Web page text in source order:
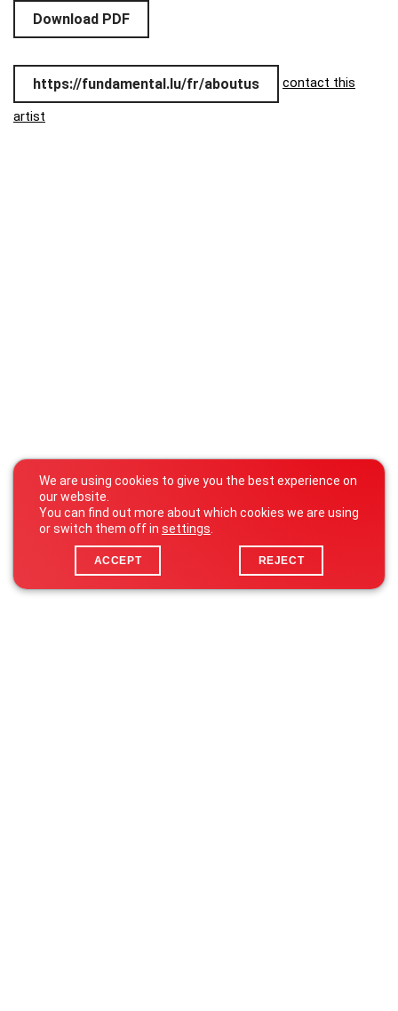
Download PDF
https://fundamental.lu/fr/aboutus contact this
artist
We are using cookies to give you the best experience on
our website.
You can find out more about which cookies we are using
or switch them off in settings
ACCEPT REJECT